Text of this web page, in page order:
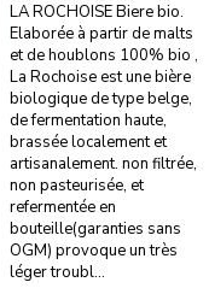
LA ROCHOISE Biere bio.
Elaborée à partir de malts
et de houblons 100% bio ,
La Rochoise est une bière
biologique de type belge,
de fermentation haute,
brassée localement et
artisanalement. non filtrée,
non pasteurisée, et
refermentée en
bouteille(garanties sans
OGM) provoque un très
léger troubl...